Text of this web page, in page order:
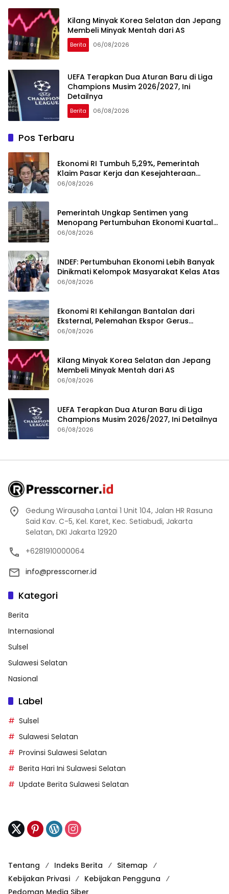
Kilang Minyak Korea Selatan dan Jepang
Membeli Minyak Mentah dari AS
Berita 06/08/2026
UEFA Terapkan Dua Aturan Baru di Liga
Champions Musim 2026/2027, Ini
Detailnya
Berita 06/08/2026
Pos Terbaru
Ekonomi RI Tumbuh 5,29%, Pemerintah
Klaim Pasar Kerja dan Kesejahteraan
Membaik
06/08/2026
Pemerintah Ungkap Sentimen yang
Menopang Pertumbuhan Ekonomi Kuartal
II-2026
06/08/2026
INDEF: Pertumbuhan Ekonomi Lebih Banyak
Dinikmati Kelompok Masyarakat Kelas Atas
06/08/2026
Ekonomi RI Kehilangan Bantalan dari
Eksternal, Pelemahan Ekspor Gerus
Pertumbuhan
06/08/2026
Kilang Minyak Korea Selatan dan Jepang
Membeli Minyak Mentah dari AS
06/08/2026
UEFA Terapkan Dua Aturan Baru di Liga
Champions Musim 2026/2027, Ini Detailnya
06/08/2026
Gedung Wirausaha Lantai 1 Unit 104, Jalan HR Rasuna
Said Kav. C-5, Kel. Karet, Kec. Setiabudi, Jakarta
Selatan, DKI Jakarta 12920
+6281910000064
info@presscorner.id
Kategori
Berita
Internasional
Sulsel
Sulawesi Selatan
Nasional
Label
Sulsel
Sulawesi Selatan
Provinsi Sulawesi Selatan
Berita Hari Ini Sulawesi Selatan
Update Berita Sulawesi Selatan
Tentang Indeks Berita
Sitemap
Kebijakan Privasi
Kebijakan Pengguna
Pedoman Media Siber